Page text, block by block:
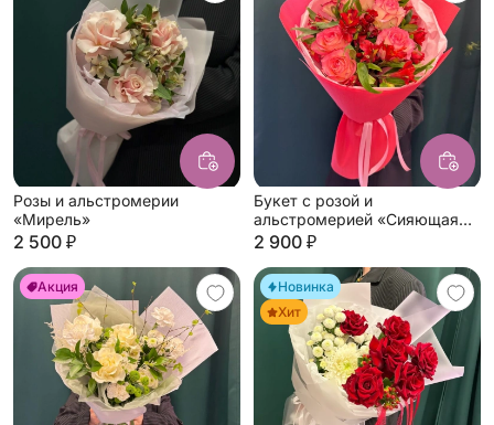
Розы и альстромерии
«Мирель»
2 500 ₽
Букет с розой и
альстромерией «Сияющая
любовь»
2 900 ₽
Акция
Новинка
Хит